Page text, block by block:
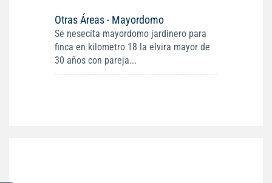
Otras Áreas - Mayordomo
Se nesecita mayordomo jardinero para
finca en kilometro 18 la elvira mayor de
30 años con pareja...